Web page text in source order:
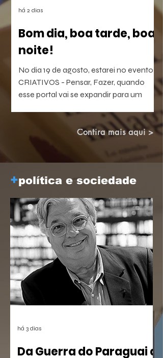
Bom dia, boa tarde, boa
noite!
No dia 19 de agosto, estarei no evento
CRIATIVOS - Pensar, Fazer, quando
esse portal vai se expandir para um
O evento será híbrido, no Colégio
Brasileiro de Altos Estudos (CBAE /
UFRJ), das 15:30 às 18;00. Os links
há 2 dias
Confira mais aqui >
+política e sociedade
Da Guerra do Paraguai a
há 3 dias